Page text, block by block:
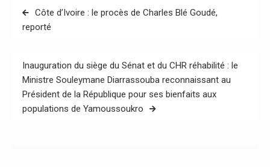
Navigation
de
Côte d’Ivoire : le procès de Charles Blé Goudé,
reporté
Inauguration du siège du Sénat et du CHR réhabilité : le
Ministre Souleymane Diarrassouba reconnaissant au
Président de la République pour ses bienfaits aux
populations de Yamoussoukro